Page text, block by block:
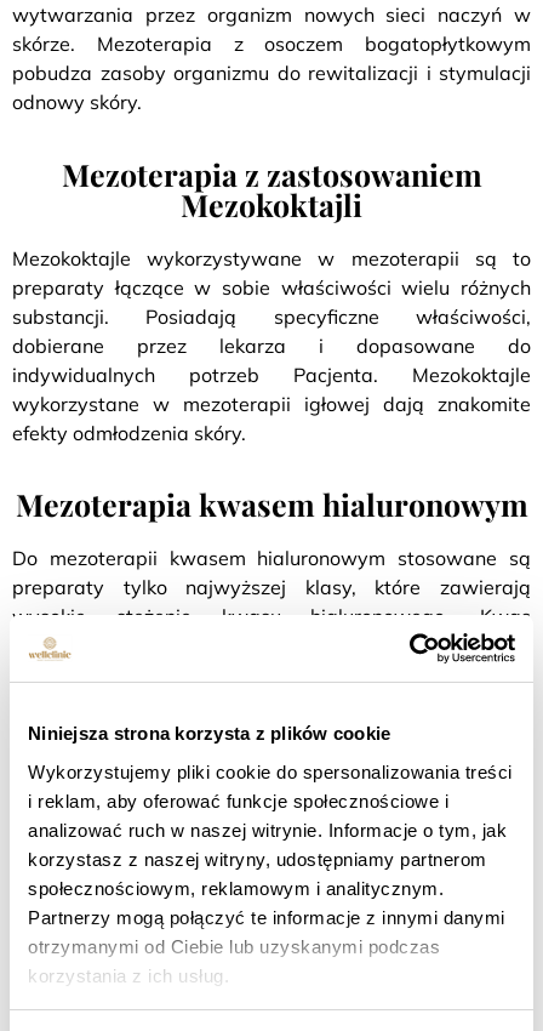
Niniejsza strona korzysta z plików cookie
Wykorzystujemy pliki cookie do spersonalizowania treści
i reklam, aby oferować funkcje społecznościowe i
analizować ruch w naszej witrynie. Informacje o tym, jak
korzystasz z naszej witryny, udostępniamy partnerom
społecznościowym, reklamowym i analitycznym.
Partnerzy mogą połączyć te informacje z innymi danymi
otrzymanymi od Ciebie lub uzyskanymi podczas
korzystania z ich usług.
wytwarzania przez organizm nowych sieci naczyń w
skórze. Mezoterapia z osoczem bogatopłytkowym
pobudza zasoby organizmu do rewitalizacji i stymulacji
odnowy skóry.
Mezoterapia z zastosowaniem
Mezokoktajli
Mezokoktajle wykorzystywane w mezoterapii są to
preparaty łączące w sobie właściwości wielu różnych
substancji. Posiadają specyficzne właściwości,
dobierane przez lekarza i dopasowane do
indywidualnych potrzeb Pacjenta. Mezokoktajle
wykorzystane w mezoterapii igłowej dają znakomite
efekty odmłodzenia skóry.
Mezoterapia kwasem hialuronowym
Do mezoterapii kwasem hialuronowym stosowane są
preparaty tylko najwyższej klasy, które zawierają
wysokie stężenie kwasu hialuronowego. Kwas
hialuronowy posiada właściwości silnie absorbujące
zregenerowana a zmarszczki zostają zredukowane.
Korzyści mezoterapii anti-
aging w Wellclinic
efekt natychmiastowy,